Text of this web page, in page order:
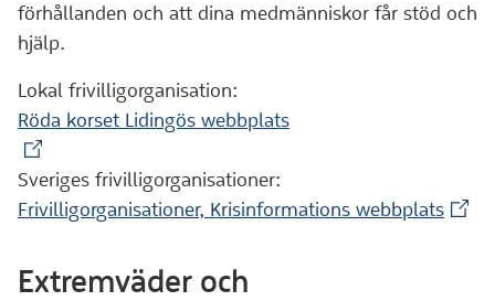
förhållanden och att dina medmänniskor får stöd och
hjälp.
Lokal frivilligorganisation:
Röda korset Lidingös webbplats
(Extern webbplats)
Sveriges frivilligorganisationer:
Frivilligorganisationer, Krisinformations webbplats
Extremväder och